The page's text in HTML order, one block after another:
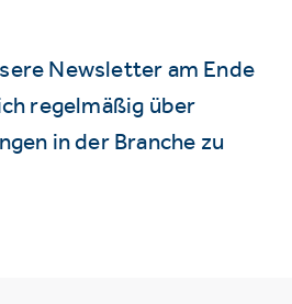
Newsletter am Ende
regelmäßig über
in der Branche zu